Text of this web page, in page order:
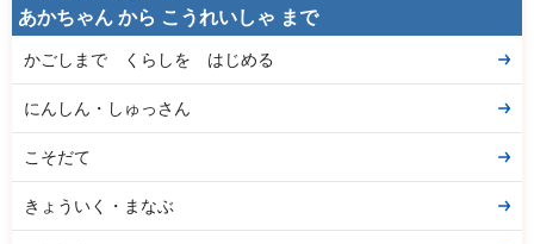
あかちゃん から こうれいしゃ まで
かごしまで くらしを はじめる
にんしん・しゅっさん
こそだて
きょういく・まなぶ